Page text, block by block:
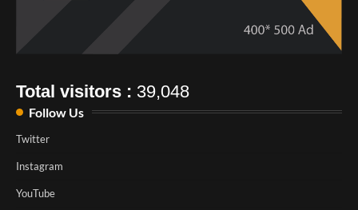
Total visitors : 39,048
Follow Us
Twitter
Instagram
YouTube